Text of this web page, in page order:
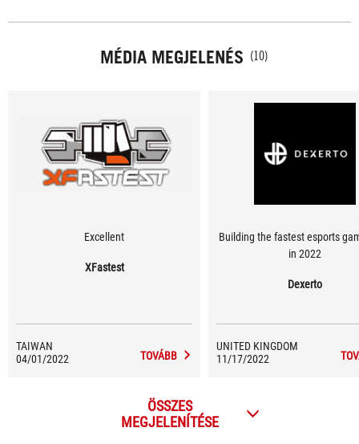
MÉDIA MEGJELENÉS (10)
Excellent
XFastest
TAIWAN
04/01/2022
TOVÁBB
Building the fastest esports
in 2022
Dexerto
UNITED KINGDOM
11/17/2022
ÖSSZES
MEGJELENÍTÉSE